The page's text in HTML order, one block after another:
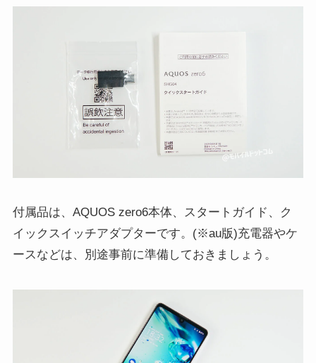
付属品は、AQUOS zero6本体、スタートガイド、ク
イックスイッチアダプターです。(※au版)充電器やケ
ースなどは、別途事前に準備しておきましょう。